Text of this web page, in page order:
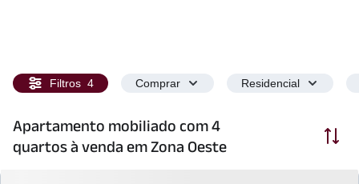
Filtros 4 Comprar Residencial
Apartamento mobiliado com 4
quartos à venda em Zona Oeste
Ordenar